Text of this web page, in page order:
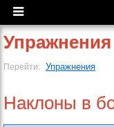
Упражнения
Перейти: Упражнения
Наклоны в